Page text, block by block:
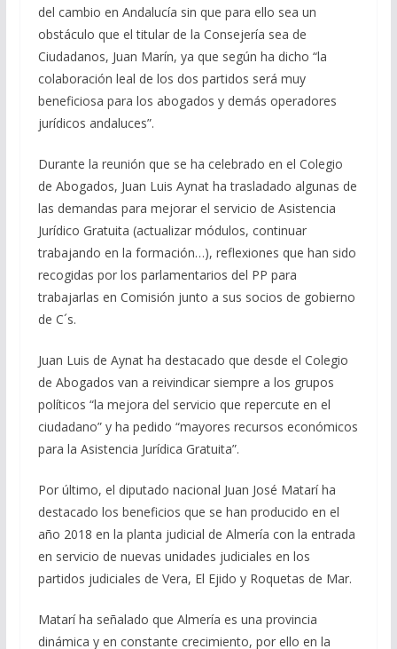
del cambio en Andalucía sin que para ello sea un
obstáculo que el titular de la Consejería sea de
Ciudadanos, Juan Marín, ya que según ha dicho “la
colaboración leal de los dos partidos será muy
beneficiosa para los abogados y demás operadores
jurídicos andaluces”.
Durante la reunión que se ha celebrado en el Colegio
de Abogados, Juan Luis Aynat ha trasladado algunas de
las demandas para mejorar el servicio de Asistencia
Jurídico Gratuita (actualizar módulos, continuar
trabajando en la formación…), reflexiones que han sido
recogidas por los parlamentarios del PP para
trabajarlas en Comisión junto a sus socios de gobierno
de C´s.
Juan Luis de Aynat ha destacado que desde el Colegio
de Abogados van a reivindicar siempre a los grupos
políticos “la mejora del servicio que repercute en el
ciudadano” y ha pedido “mayores recursos económicos
para la Asistencia Jurídica Gratuita”.
Por último, el diputado nacional Juan José Matarí ha
destacado los beneficios que se han producido en el
año 2018 en la planta judicial de Almería con la entrada
en servicio de nuevas unidades judiciales en los
partidos judiciales de Vera, El Ejido y Roquetas de Mar.
Matarí ha señalado que Almería es una provincia
dinámica y en constante crecimiento, por ello en la